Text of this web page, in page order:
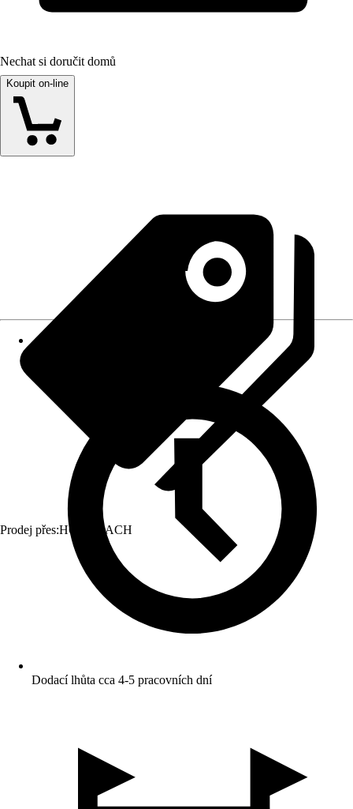
Nechat si doručit domů
Koupit on-line
Prodej přes:HORNBACH
Dodací lhůta cca 4-5 pracovních dní